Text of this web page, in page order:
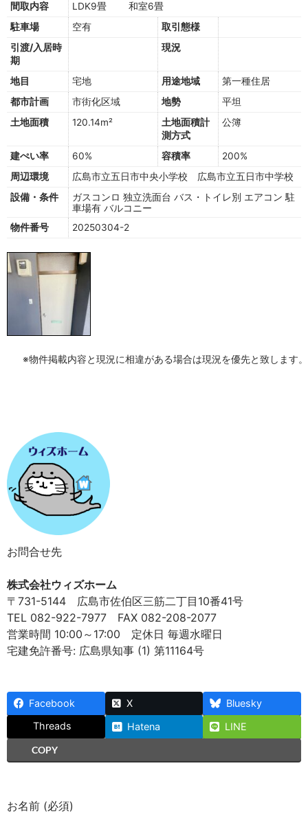
間取内容
LDK9畳 和室6畳
駐車場
空有
取引態様
引渡/入居時
期
現況
地目 宅地 用途地域
第一種住居
都市計画
市街化区域 地勢
平坦
土地面積
120.14m²
土地面積計
測方式
公簿
建ぺい率 60% 容積率
200%
周辺環境
広島市立五日市中央小学校 広島市立五日市中学校
設備・条件
ガスコンロ 独立洗面台 バス・トイレ別 エアコン 駐
車場有 バルコニー
物件番号
20250304-2
※物件掲載内容と現況に相違がある場合は現況を優先と致します。
お問合せ先
株式会社ウィズホーム
〒731-5144 広島市佐伯区三筋二丁目10番41号
TEL 082-922-7977 FAX 082-208-2077
営業時間 10:00～17:00 定休日 毎週水曜日
宅建免許番号: 広島県知事 (1) 第11164号
Facebook X
Bluesky
Threads
Hatena
LINE
COPY
お名前 (必須)